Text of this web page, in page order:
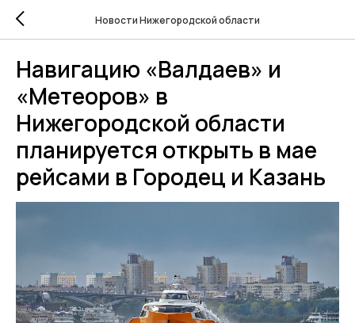
Новости Нижегородской области
Навигацию «Валдаев» и
«Метеоров» в
Нижегородской области
планируется открыть в мае
рейсами в Городец и Казань